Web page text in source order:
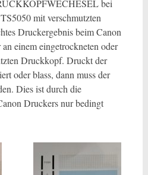
bei
mit verschmutzten
Druckergebnis beim Canon
einem eingetrockneten oder
Druckkopf. Druckt der
oder blass, dann muss der
Dies ist durch die
Druckers nur bedingt